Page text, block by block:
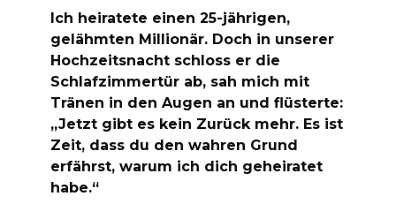
Ich heiratete einen 25-jährigen,
gelähmten Millionär. Doch in unserer
Hochzeitsnacht schloss er die
Schlafzimmertür ab, sah mich mit
Tränen in den Augen an und flüsterte:
„Jetzt gibt es kein Zurück mehr. Es ist
Zeit, dass du den wahren Grund
erfährst, warum ich dich geheiratet
habe.“